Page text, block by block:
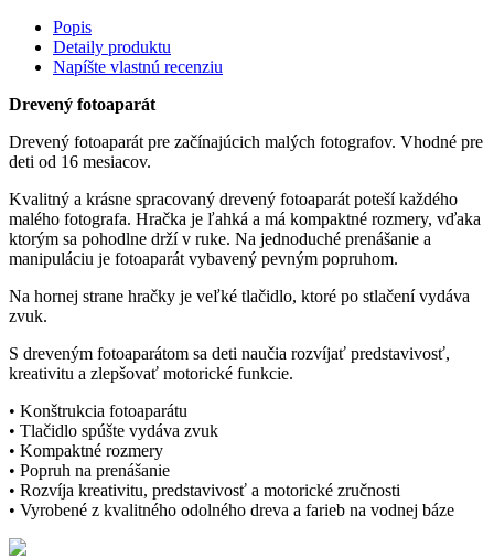
Popis
Detaily produktu
Napíšte vlastnú recenziu
Drevený fotoaparát
Drevený fotoaparát pre začínajúcich malých fotografov. Vhodné pre
deti od 16 mesiacov.
Kvalitný a krásne spracovaný drevený fotoaparát poteší každého
malého fotografa. Hračka je ľahká a má kompaktné rozmery, vďaka
ktorým sa pohodlne drží v ruke. Na jednoduché prenášanie a
manipuláciu je fotoaparát vybavený pevným popruhom.
Na hornej strane hračky je veľké tlačidlo, ktoré po stlačení vydáva
zvuk.
S dreveným fotoaparátom sa deti naučia rozvíjať predstavivosť,
kreativitu a zlepšovať motorické funkcie.
• Konštrukcia fotoaparátu
• Tlačidlo spúšte vydáva zvuk
• Kompaktné rozmery
• Popruh na prenášanie
• Rozvíja kreativitu, predstavivosť a motorické zručnosti
• Vyrobené z kvalitného odolného dreva a farieb na vodnej báze